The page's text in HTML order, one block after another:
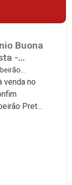
Buona
-
venda no
Preto,